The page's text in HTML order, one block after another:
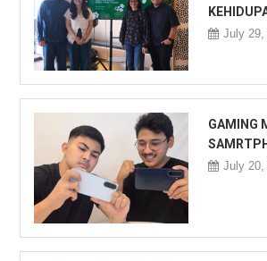
July 29,
GAMING
July 20,